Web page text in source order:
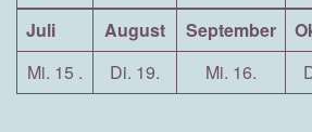
Juli
August September
Mi. 15 .
Di. 19. Mi. 16.